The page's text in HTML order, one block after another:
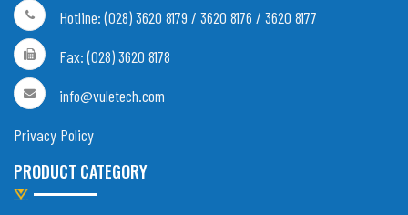
Hotline: (028) 3620 8179 / 3620 8176 / 3620 8177
Fax: (028) 3620 8178
info@vuletech.com
Privacy Policy
PRODUCT CATEGORY